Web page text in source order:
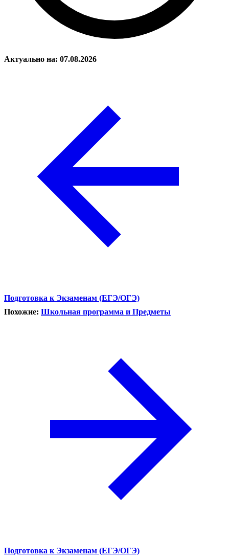
Актуально на: 07.08.2026
Подготовка к Экзаменам (ЕГЭ/ОГЭ)
Похожие: Школьная программа и Предметы
Подготовка к Экзаменам (ЕГЭ/ОГЭ)